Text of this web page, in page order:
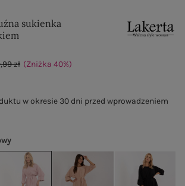
sukienka
zł (Zniżka 40%)
w okresie 30 dni przed wprowadzeniem